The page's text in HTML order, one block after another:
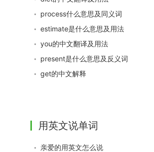
process什么意思及同义词
estimate是什么意思及用法
you的中文翻译及用法
present是什么意思及反义词
get的中文解释
用英文说单词
亲爱的用英文怎么说